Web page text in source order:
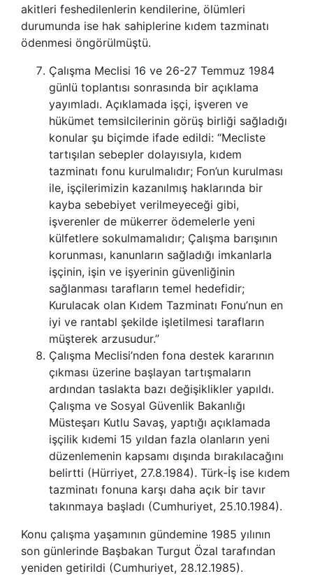
akitleri feshedilenlerin kendilerine, ölümleri
durumunda ise hak sahiplerine kıdem tazminatı
ödenmesi öngörülmüştü.
Çalışma Meclisi 16 ve 26-27 Temmuz 1984
günlü toplantısı sonrasında bir açıklama
yayımladı. Açıklamada işçi, işveren ve
hükümet temsilcilerinin görüş birliği sağladığı
konular şu biçimde ifade edildi: “Mecliste
tartışılan sebepler dolayısıyla, kıdem
tazminatı fonu kurulmalıdır; Fon’un kurulması
ile, işçilerimizin kazanılmış haklarında bir
kayba sebebiyet verilmeyeceği gibi,
işverenler de mükerrer ödemelerle yeni
külfetlere sokulmamalıdır; Çalışma barışının
korunması, kanunların sağladığı imkanlarla
işçinin, işin ve işyerinin güvenliğinin
sağlanması tarafların temel hedefidir;
Kurulacak olan Kıdem Tazminatı Fonu’nun en
iyi ve rantabl şekilde işletilmesi tarafların
müşterek arzusudur.”
Çalışma Meclisi’nden fona destek kararının
çıkması üzerine başlayan tartışmaların
ardından taslakta bazı değişiklikler yapıldı.
Çalışma ve Sosyal Güvenlik Bakanlığı
Müsteşarı Kutlu Savaş, yaptığı açıklamada
işçilik kıdemi 15 yıldan fazla olanların yeni
düzenlemenin kapsamı dışında bırakılacağını
belirtti (Hürriyet, 27.8.1984). Türk-İş ise kıdem
tazminatı fonuna karşı daha açık bir tavır
takınmaya başladı (Cumhuriyet, 25.10.1984).
Konu çalışma yaşamının gündemine 1985 yılının
son günlerinde Başbakan Turgut Özal tarafından
yeniden getirildi (Cumhuriyet, 28.12.1985).